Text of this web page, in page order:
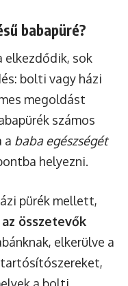
babapüré?
elkezdődik, sok
bolti vagy házi
megoldást
számos
a baba egészségét
helyezni.
pürék mellett,
összetevők
elkerülve a